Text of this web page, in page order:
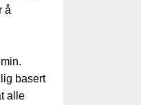
å
basert
alle